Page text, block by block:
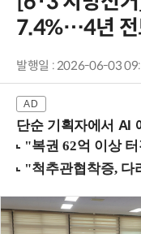
7.4%…4년
발행일 : 2026-06-03
단순 기획자에서 AI 에이전트의